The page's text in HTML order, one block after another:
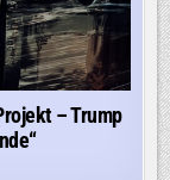
– Trump